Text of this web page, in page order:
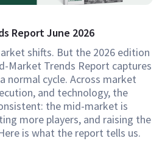
Report June 2026
shifts. But the 2026 edition
Market Trends Report captures
normal cycle. Across market
and technology, the
the mid-market is
more players, and raising the
is what the report tells us.